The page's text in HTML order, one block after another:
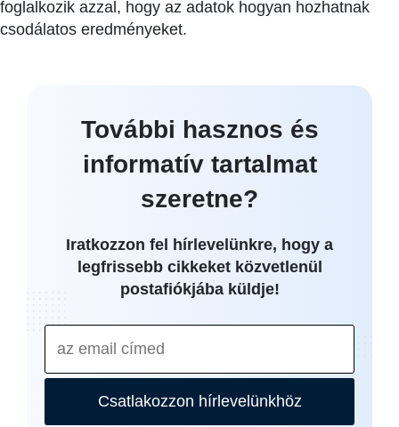
foglalkozik azzal, hogy az adatok hogyan hozhatnak
csodálatos eredményeket.
További hasznos és
informatív tartalmat
szeretne?
Iratkozzon fel hírlevelünkre, hogy a
legfrissebb cikkeket közvetlenül
postafiókjába küldje!
Csatlakozzon hírlevelünkhöz